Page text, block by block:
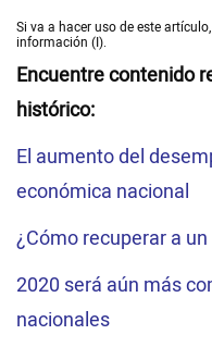
Si va a hacer uso de este
información (I).
Encuentre contenido
histórico:
El aumento del
económica nacional
¿Cómo recuperar a
2020 será aún más
nacionales